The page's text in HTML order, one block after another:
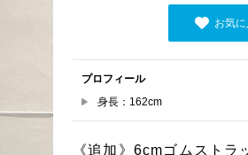
お気
プロフィール
身長：162cm
《追加》6cmゴムスト